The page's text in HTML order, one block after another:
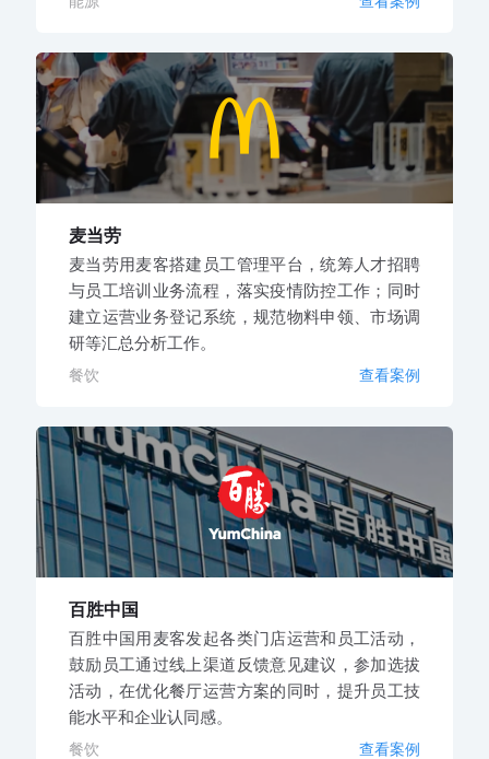
麦当劳
麦当劳用麦客搭建员工管理平台，统筹人才招聘
与员工培训业务流程，落实疫情防控工作；同时
建立运营业务登记系统，规范物料申领、市场调
研等汇总分析工作。
餐饮 查看案例
百胜中国
百胜中国用麦客发起各类门店运营和员工活动，
鼓励员工通过线上渠道反馈意见建议，参加选拔
活动，在优化餐厅运营方案的同时，提升员工技
能水平和企业认同感。
餐饮 查看案例